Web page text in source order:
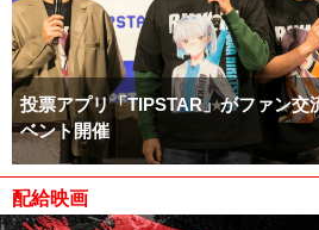
投票アプリ「TIPSTAR」がファン交
ベント開催
配給映画